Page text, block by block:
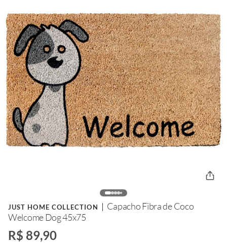
-
i
c
o
n
JUST HOME COLLECTION
Capacho Fibra de Coco
Welcome Dog 45x75
R$ 89,90